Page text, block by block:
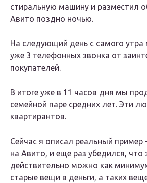
стиральную машину и разместил
Авито поздно ночью.
На следующий день с самого утра
уже 3 телефонных звонка от
покупателей.
В итоге уже в 11 часов дня мы
семейной паре средних лет. Эти
квартирантов.
Сейчас я описал реальный пример
на Авито, и еще раз убедился, что
действительно можно как
старые вещи в деньги, а таких